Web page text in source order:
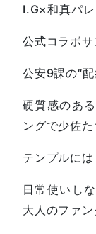
I.G×和真パ
公式コラボサ
公安9課の“配
硬質感のあ
ングで少佐
テンプルに
日常使いし
大人のファン